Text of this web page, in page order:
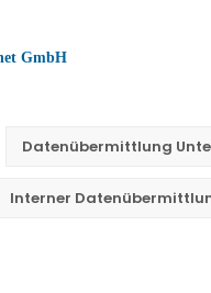
GmbH
Datenübermittlung
Interner